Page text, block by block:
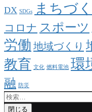
DX SDGs まちづ
コロナ スポーツ
労働 地域づくり
教育 文化 燃料電池 環
融
防災
検
索:閉じる